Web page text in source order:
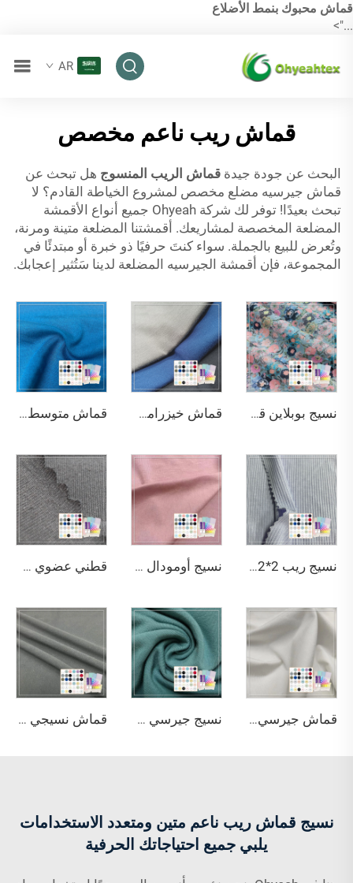
قماش محبوك بنمط الأضلاع
...">
AR
قماش ريب ناعم مخصص
البحث عن جودة جيدة قماش الريب المنسوج هل تبحث عن
قماش جيرسيه مضلع مخصص لمشروع الخياطة القادم؟ لا
تبحث بعيدًا! توفر لك شركة Ohyeah جميع أنواع الأقمشة
المضلعة المخصصة لمشاريعك. أقمشتنا المضلعة متينة ومرنة،
وتُعرض للبيع بالجملة. سواء كنتَ حرفيًا ذو خبرة أو مبتدئًا في
المجموعة، فإن أقمشة الجيرسيه المضلعة لدينا سَتُثير إعجابك.
نسيج بوبلاين قطني مطبوع عالي المتانة والقوة بوزن 70 جم/م²، من القطن الخالص 100%، مناسب لصنع القمصان. قماش خيزرامي صديق للبيئة بخصائص ممتازة لتمرير الهواء، وطرد الماء، ومقاومة البكتيريا، وامتصاص الرطوبة، ومرونة، مناسب للقماش قماش متوسط الوزن سريع الجفاف وقابل للتهوية ومقاوم للتجعد وصديق للبيئة ومطاطي يحتوي على 94% مودال و6% إيلاستان مناسب للقمصان
نسيج ريب 2*2 خفيف الوزن قابل للتمدد ومقاوم للشحنات الكهروستاتيكية 100٪ بوليستر صديق للبيئة ناعط جدًا 210 غرام/م² لل dresses النسائية، مع إمكانية التصنيع حسب الطلب (OEM) وتصميم المنتج حسب الطلب (ODM) نسيج أومودال قطن سباندكس جيرسي Ohyeah الصديق للبيئة وناعط جدًا طراز OY-103 164 غرام/م² للملابس الداخلية قطني عضوي مقاوم للرطوبة والتجعد والبكتيريا وقابل للتنفس ومطاطي وصديق للبيئة متوسط الوزن للملابس الرياضية
قماش جيرسي واحد من الخيزران الصديق للبيئة وسورونا وسياسيل والسباندكس، مقاوم للبكتيريا، ويمتص الرطوبة، وقابل للتنفس، مناسب للملابس نسيج جيرسي من البامبو العضوي القطني المطاطي بلون النعناع الأخضر 220 جم/م² مع خصائص مضادة للبكتيريا وصديقة للبيئة للاستخدام في الملابس والملابس الرياضية قماش نسيجي سريع الجفاف قابل للتمدد بشكل كبير ومقاوم للتكتل ومقاوم للبقع وصديق للبيئة من السباندكس/النايلون مزدوج الوجه حسب الطلب (OEM/ODM) لملابس التشكيل
نسيج قماش ريب ناعم متين ومتعدد الاستخدامات
يلبي جميع احتياجاتك الحرفية